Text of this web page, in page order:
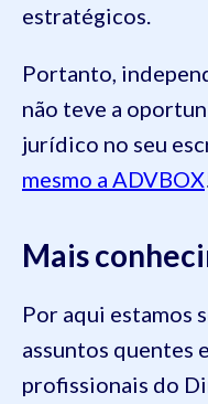
estratégicos.
Portanto,
não teve a
jurídico no seu
mesmo a ADVBOX
Mais
Por aqui estamos
assuntos quentes
profissionais do